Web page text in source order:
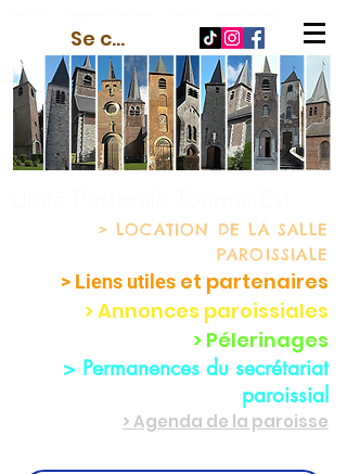
Se connecter
> LOCATION DE LA SALLE
PAROISSIALE
> Liens utiles et partenaires
> Annonces paroissiales
> Pélerinages
> Permanences du secrétariat
paroissial
> Agenda de la paroisse